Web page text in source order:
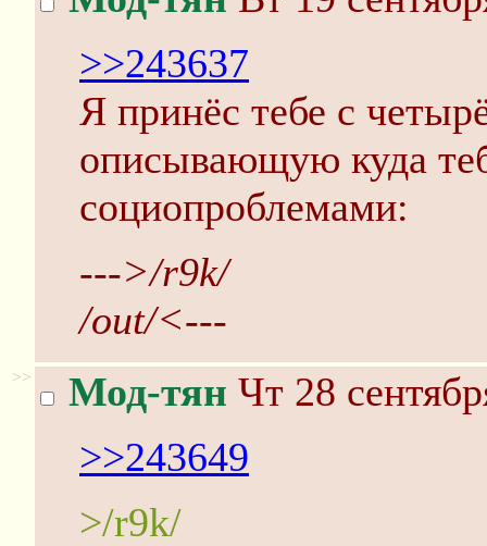
>>243637
Я принёс тебе с
описывающую куда
социопроблемами:
--->/r9k/
/out/<---
>> Мод-тян Чт 28
>>243649
>/r9k/